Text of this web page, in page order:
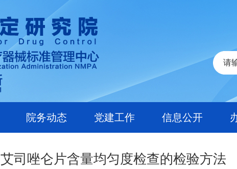
院务动态 党建工作 信息公开
艾司唑仑片含量均匀度检查的检验方法